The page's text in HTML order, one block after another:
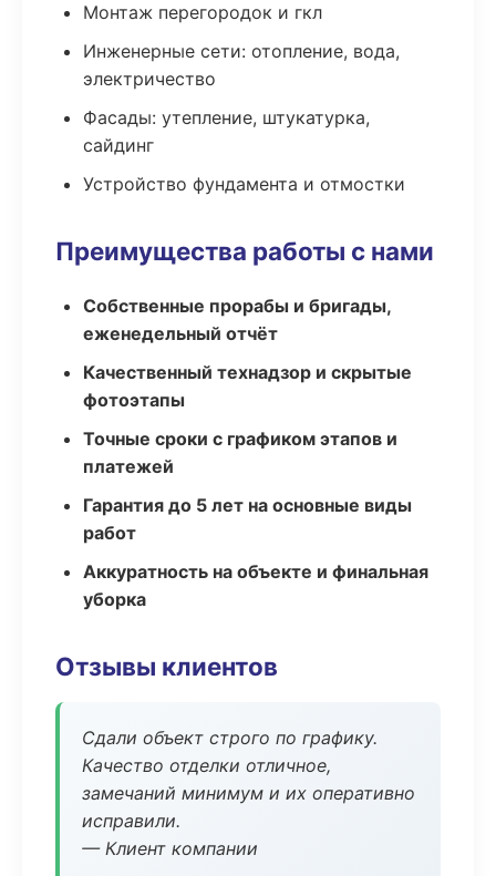
Монтаж перегородок и гкл
Инженерные сети: отопление, вода,
электричество
Фасады: утепление, штукатурка,
сайдинг
Устройство фундамента и отмостки
Преимущества работы с нами
Собственные прорабы и бригады,
еженедельный отчёт
Качественный технадзор и скрытые
фотоэтапы
Точные сроки с графиком этапов и
платежей
Гарантия до 5 лет на основные виды
работ
Аккуратность на объекте и финальная
уборка
Отзывы клиентов
Сдали объект строго по графику.
Качество отделки отличное,
замечаний минимум и их оперативно
исправили.
— Клиент компании